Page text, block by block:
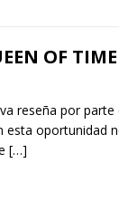
OF TIME
reseña por parte
esta oportunidad
[…]